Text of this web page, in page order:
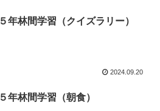
５年林間学習（クイズラリー）
2024.09.20
５年林間学習（朝食）